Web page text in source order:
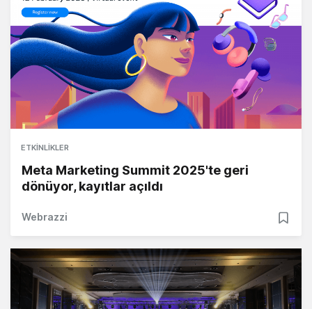
ETKINLIKLER
Meta Marketing Summit 2025'te geri
dönüyor, kayıtlar açıldı
Webrazzi